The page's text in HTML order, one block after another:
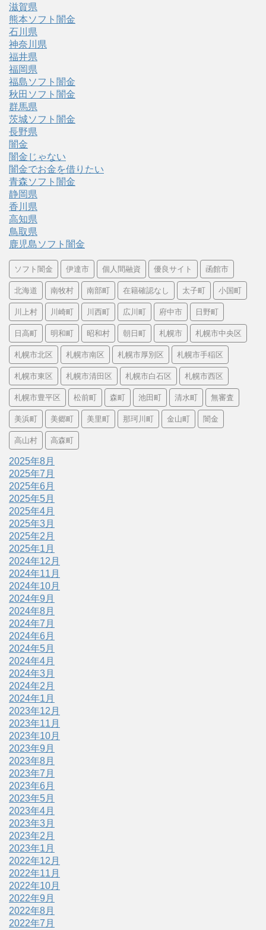
滋賀県
熊本ソフト闇金
石川県
神奈川県
福井県
福岡県
福島ソフト闇金
秋田ソフト闇金
群馬県
茨城ソフト闇金
長野県
闇金
闇金じゃない
闇金でお金を借りたい
青森ソフト闇金
静岡県
香川県
高知県
鳥取県
鹿児島ソフト闇金
ソフト闇金 伊達市 個人間融資 優良サイト 函館市
北海道 南牧村 南部町 在籍確認なし 太子町 小国町
川上村 川崎町 川西町 広川町 府中市 日野町
日高町 明和町 昭和村 朝日町 札幌市 札幌市中央区
札幌市北区 札幌市南区 札幌市厚別区 札幌市手稲区
札幌市東区 札幌市清田区 札幌市白石区 札幌市西区
札幌市豊平区 松前町 森町 池田町 清水町 無審査
美浜町 美郷町 美里町 那珂川町 金山町 闇金
高山村 高森町
2025年8月
2025年7月
2025年6月
2025年5月
2025年4月
2025年3月
2025年2月
2025年1月
2024年12月
2024年11月
2024年10月
2024年9月
2024年8月
2024年7月
2024年6月
2024年5月
2024年4月
2024年3月
2024年2月
2024年1月
2023年12月
2023年11月
2023年10月
2023年9月
2023年8月
2023年7月
2023年6月
2023年5月
2023年4月
2023年3月
2023年2月
2023年1月
2022年12月
2022年11月
2022年10月
2022年9月
2022年8月
2022年7月